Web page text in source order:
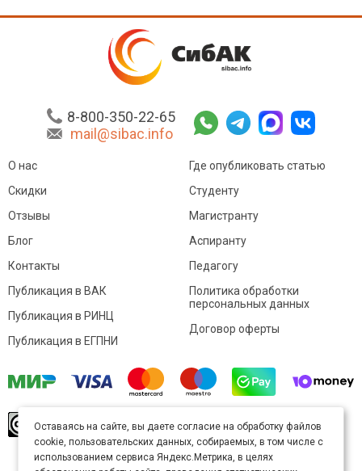
8-800-350-22-65
mail@sibac.info
О нас
Скидки
Отзывы
Блог
Контакты
Где опубликовать статью
Студенту
Магистранту
Аспиранту
Педагогу
Публикация в ВАК
Публикация в РИНЦ
Публикация в ЕГПНИ
Политика обработки
персональных данных
Договор оферты
произведение доступно полицензии Creative
Commons «Attribution» («Атрибуция») 4.0
Непортированная.
Оставаясь на сайте, вы даете согласие на обработку файлов
cookie, пользовательских данных, собираемых, в том числе с
использованием сервиса Яндекс.Метрика, в целях